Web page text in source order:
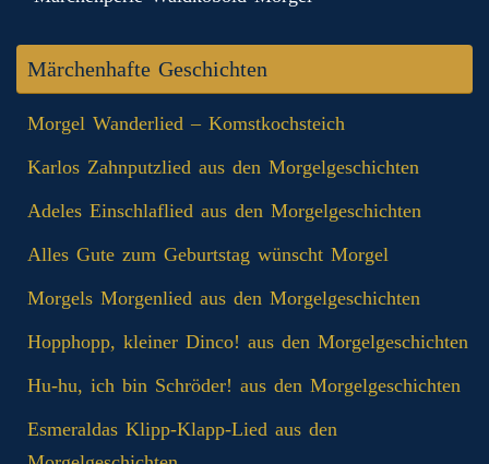
Märchenhafte Geschichten
Morgel Wanderlied – Komstkochsteich
Karlos Zahnputzlied aus den Morgelgeschichten
Adeles Einschlaflied aus den Morgelgeschichten
Alles Gute zum Geburtstag wünscht Morgel
Morgels Morgenlied aus den Morgelgeschichten
Hopphopp, kleiner Dinco! aus den Morgelgeschichten
Hu-hu, ich bin Schröder! aus den Morgelgeschichten
Esmeraldas Klipp‑Klapp‑Lied aus den